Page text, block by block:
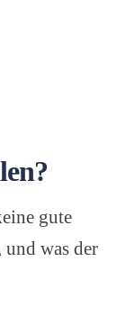
gute
was der